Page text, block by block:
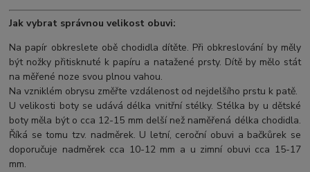
Jak vybrat správnou velikost obuvi:
Na papír obkreslete obě chodidla dítěte. Při obkreslování by měly
být nožky přitisknuté k papíru a natažené prsty. Dítě by mělo stát
na měřené noze svou plnou vahou.
Na vzniklém obrysu změřte vzdálenost od nejdelšího prstu k patě.
U velikosti boty se udává délka vnitřní stélky. Stélka by u dětské
boty měla být o cca 12-15 mm delší než naměřená délka chodidla.
Říká se tomu tzv. nadměrek. U letní, ceroční obuvi a bačkůrek se
doporučuje nadměrek cca 10-12 mm a u zimní obuvi cca 15-17
mm.